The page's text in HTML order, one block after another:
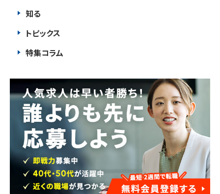
知る
トピックス
特集コラム